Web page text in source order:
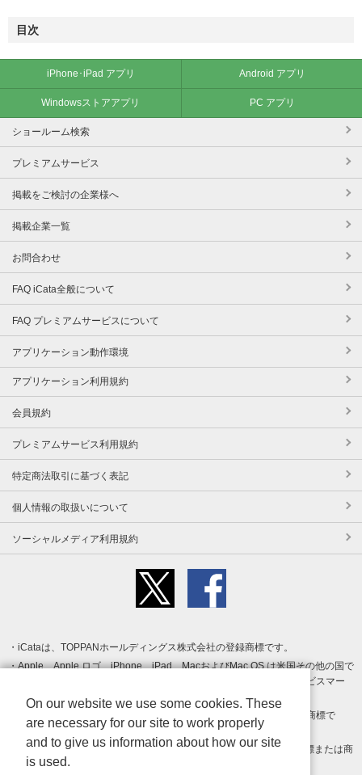
目次
iPhone･iPad アプリ Android アプリ
Windowsストアアプリ PC アプリ
ショールーム検索
プレミアムサービス
掲載をご検討の企業様へ
掲載企業一覧
お問合わせ
FAQ iCata全般について
FAQ プレミアムサービスについて
アプリケーション動作環境
アプリケーション利用規約
会員規約
プレミアムサービス利用規約
特定商法取引に基づく表記
個人情報の取扱いについて
ソーシャルメディア利用規約
iCataは、TOPPANホールディングス株式会社の登録商標です。
Apple、Apple ロゴ、iPhone、iPad、MacおよびMac OS は米国その他の国で
登録された Apple Inc. の商標です。App Store は Apple Inc. のサービスマー
クです。
Android、Google Play および Google Play ロゴ は Google LLC の商標で
す。
Windows は Microsoft Inc.の米国およびその他の国における登録商標または商
標です。
On our website we use some cookies. These
are necessary for our site to work properly
and to give us information about how our site
is used.